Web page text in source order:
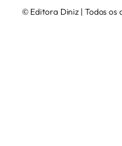
© Editora Diniz | Todos os